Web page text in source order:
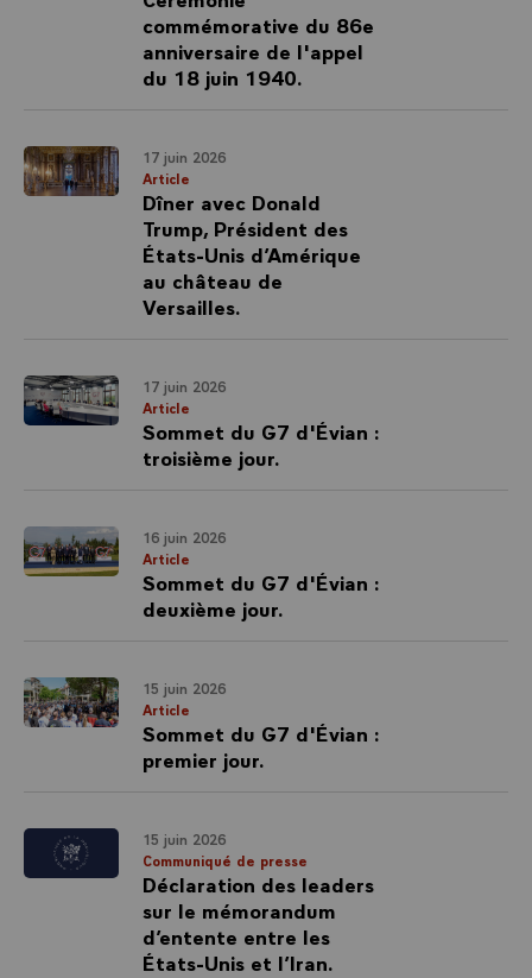
commémorative du 86e
anniversaire de l'appel
du 18 juin 1940.
17 juin 2026
Article
Dîner avec Donald
Trump, Président des
États-Unis d’Amérique
au château de
Versailles.
17 juin 2026
Article
Sommet du G7 d'Évian :
troisième jour.
16 juin 2026
Article
Sommet du G7 d'Évian :
deuxième jour.
15 juin 2026
Article
Sommet du G7 d'Évian :
premier jour.
15 juin 2026
Communiqué de presse
Déclaration des leaders
sur le mémorandum
d’entente entre les
États-Unis et l’Iran.